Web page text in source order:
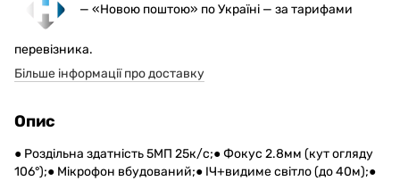
— «Новою поштою» по Україні — за тарифами
перевізника.
Більше інформації про доставку
Опис
● Роздільна здатність 5МП 25к/с;● Фокус 2.8мм (кут огляду
106°);● Мікрофон вбудований;● ІЧ+видиме світло (до 40м);●